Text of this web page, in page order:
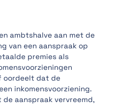
ambtshalve aan met de
van een aanspraak op
premies als
oordeelt dat de
inkomensvoorziening.
aanspraak vervreemd,